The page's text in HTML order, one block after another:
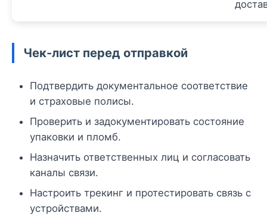
Чек-лист перед отправкой
Подтвердить документальное соответствие
и страховые полисы.
Проверить и задокументировать состояние
упаковки и пломб.
Назначить ответственных лиц и согласовать
каналы связи.
Настроить трекинг и протестировать связь с
устройствами.